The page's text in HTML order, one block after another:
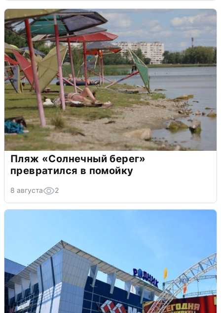
Пляж «Солнечный берег»
превратился в помойку
8 августа 2